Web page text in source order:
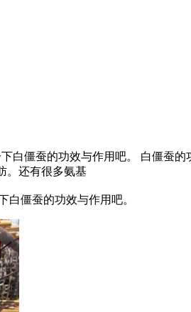
白僵蚕的功效与作用吧。 白僵蚕
。还有很多氨基
僵蚕的功效与作用吧。